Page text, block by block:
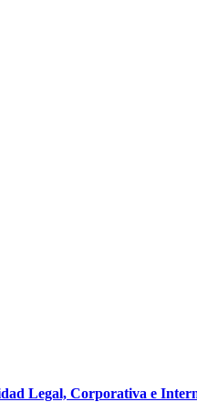
Legal, Corporativa e